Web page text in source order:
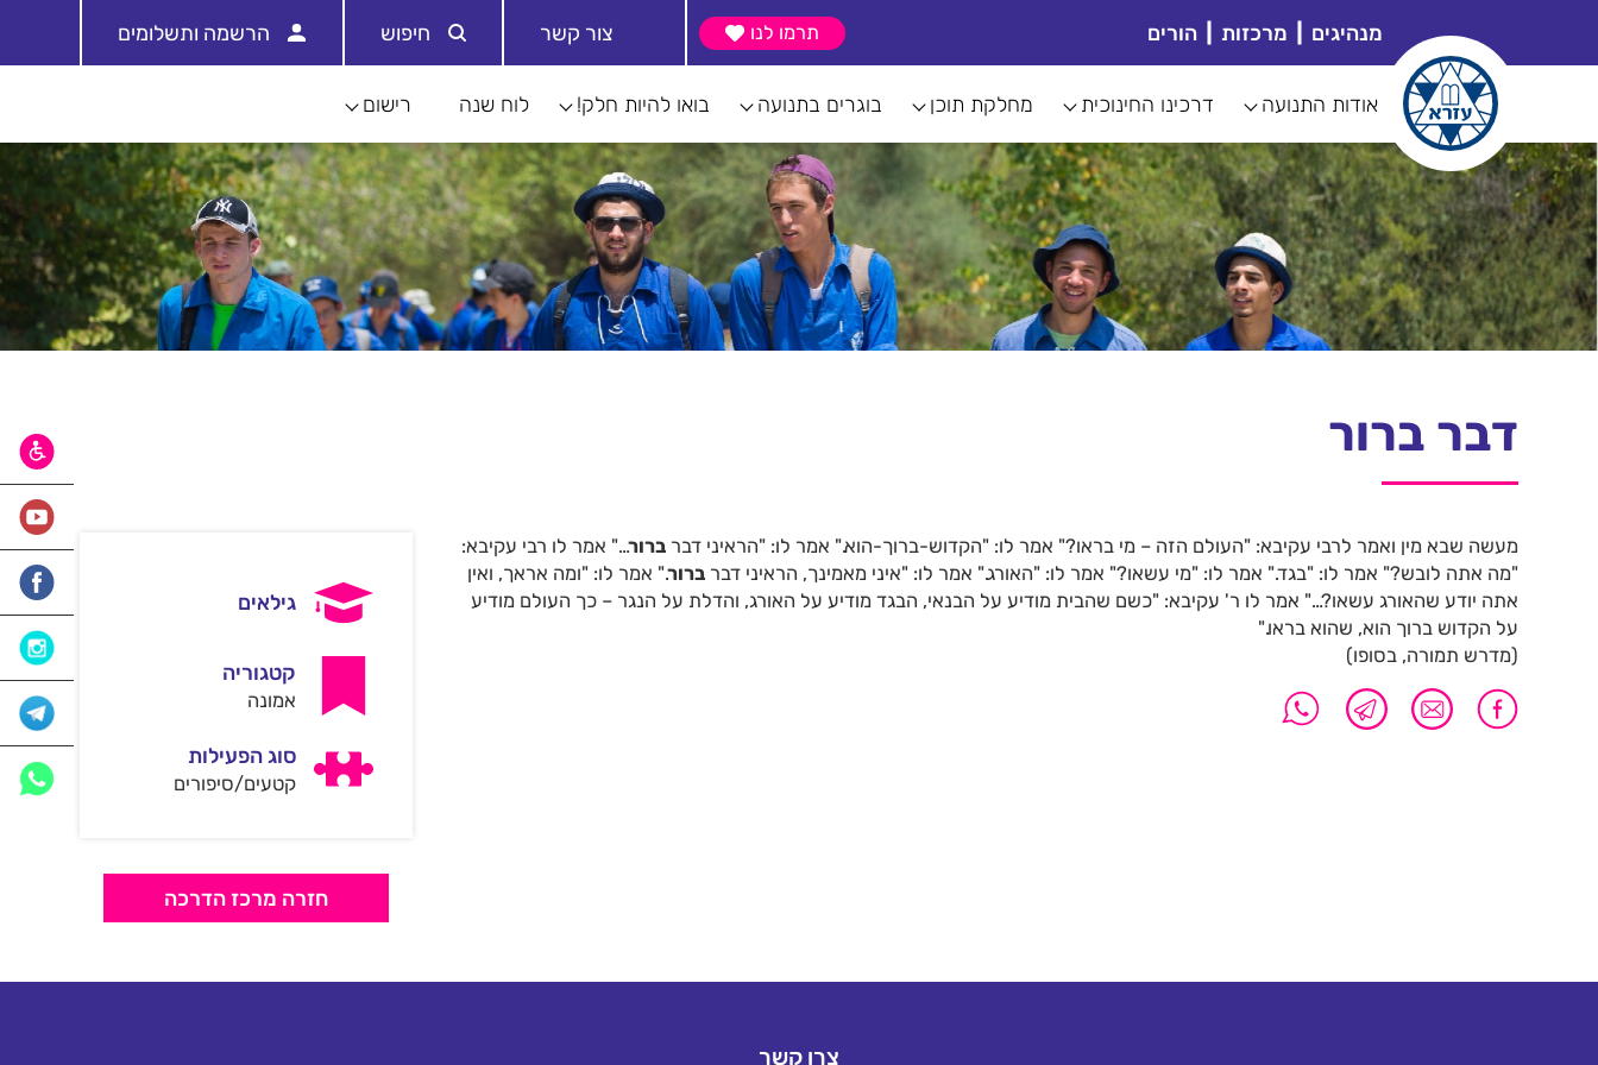
מנהיגים מרכזות הורים תרמו לנו צור קשר חיפוש הרשמה ותשלומים
אודות התנועה דרכינו החינוכית מחלקת תוכן בוגרים בתנועה בואו להיות חלק! לוח שנה רישום
דבר ברור
מעשה שבא מין ואמר לרבי עקיבא: "העולם הזה – מי בראו?" אמר לו: "הקדוש-ברוך-הוא." אמר לו: "הראיני דברברור…" אמר לו רבי עקיבא:
"מה אתה לובש?" אמר לו: "בגד." אמר לו: "מי עשאו?" אמר לו: "האורג." אמר לו: "איני מאמינך, הראיני דברברור." אמר לו: "ומה אראך, ואין
אתה יודע שהאורג עשאו?…" אמר לו ר' עקיבא: "כשם שהבית מודיע על הבנאי, הבגד מודיע על האורג, והדלת על הנגר – כך העולם מודיע
על הקדוש ברוך הוא, שהוא בראו."
(מדרש תמורה, בסופו)
גילאים
קטגוריה
אמונה
סוג הפעילות
קטעים/סיפורים
חזרה מרכז הדרכה
צרו קשר